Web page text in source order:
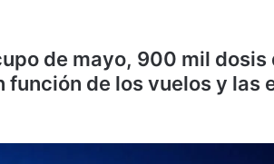
de mayo, 900 mil dosis
función de los vuelos y las